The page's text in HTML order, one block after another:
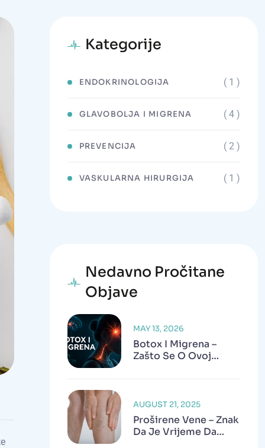
Kategorije
ENDOKRINOLOGIJA ( 1 )
GLAVOBOLJA I MIGRENA ( 4 )
PREVENCIJA ( 2 )
VASKULARNA HIRURGIJA ( 1 )
Nedavno Pročitane
Objave
Botox I Migrena –
Zašto Se O Ovoj
MAY 13, 2026
Proširene Vene – Znak
Da Je Vrijeme Da
AUGUST 21, 2025